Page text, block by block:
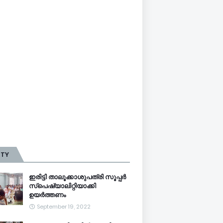
ഇരിട്ടി താലൂക്കാശുപത്രി സൂപ്പർ
സ്‌പെഷ്യാലിറ്റിയാക്കി
ഉയർത്തണം
September 19, 2022